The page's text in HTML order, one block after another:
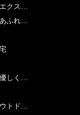
クス…
ふれ…
しく…
トド…